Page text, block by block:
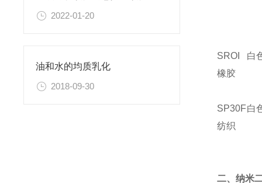
2022-01-20
油和水的均质乳化
2018-09-30
SROI
橡胶
白
SP30F
纺织
白
二、纳米